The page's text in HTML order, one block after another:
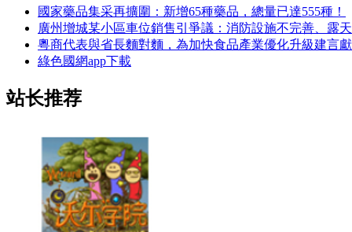
國家藥品集采再擴圍：新增65種藥品，總量已達555種！
廣州增城某小區車位銷售引爭議：消防設施不完善、露
粵商代表與省長麵對麵，為加快食品產業優化升級建言
綠色國網app下載
站长推荐